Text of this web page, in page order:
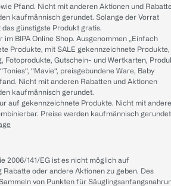
Pfand. Nicht mit anderen Aktionen und
kaufmännisch gerundet. Solange der Vorrat
das günstigste Produkt gratis.
im BIPA Online Shop. Ausgenommen „Einfach
Produkte, mit SALE gekennzeichnete Produkte,
Fotoprodukte, Gutschein- und Wertkarten,
“Mavie“, preisgebundene Ware, Baby
Nicht mit anderen Rabatten und Aktionen
kaufmännisch gerundet.
auf gekennzeichnete Produkte. Nicht mit
Preise werden kaufmännisch
2006/141/EG ist es nicht möglich auf
Rabatte oder andere Aktionen zu geben. Des
von Punkten für